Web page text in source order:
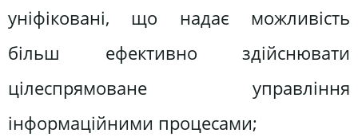
уніфіковані, що надає можливість
більш ефективно здійснювати
цілеспрямоване управління
інформаційними процесами;